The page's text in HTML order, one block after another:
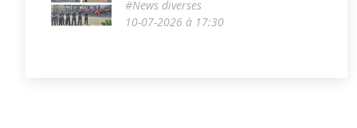
#News diverses
10-07-2026 à 17:30